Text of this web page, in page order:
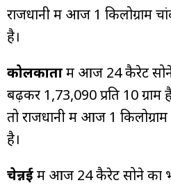
राजधानी में आज 1 किलोग्राम
है।
कोलकातामें आज 24 कैरेट
बढ़कर ₹1,73,090 प्रति 10
तो राजधानी में आज 1
है।
चेन्नईमें आज 24 कैरेट सोने का